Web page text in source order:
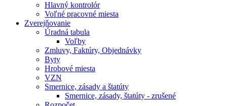
Hlavný kontrolór
Voľné pracovné miesta
Zverejňovanie
Úradná tabula
Voľby
Zmluvy, Faktúry, Objednávky
Byty
Hrobové miesta
VZN
Smernice, zásady a štatúty
Smernice, zásady, štatúty - zrušené